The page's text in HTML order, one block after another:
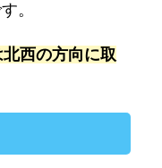
。
西の方向に取